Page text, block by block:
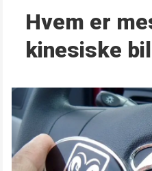
Hvem er
kinesiske